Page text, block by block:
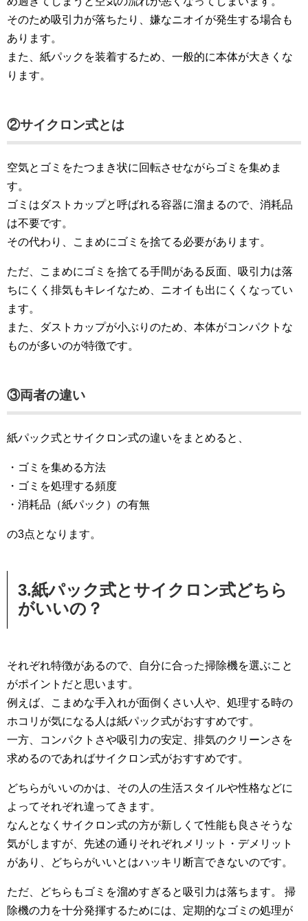
そのため吸引力が落ちたり、嫌なニオイが発生する場合も
あります。
また、紙パックを装着するため、一般的に本体が大きくな
ります。
②サイクロン式とは
空気とゴミをたつまき状に回転させながらゴミを集めま
す。
ゴミはダストカップと呼ばれる容器に溜まるので、消耗品
は不要です。
その代わり、こまめにゴミを捨てる必要があります。
ただ、こまめにゴミを捨てる手間がある反面、吸引力は落
ちにくく排気もキレイなため、ニオイも出にくくなってい
ます。
また、ダストカップが小ぶりのため、本体がコンパクトな
ものが多いのが特徴です。
③両者の違い
紙パック式とサイクロン式の違いをまとめると、
・ゴミを集める方法
・ゴミを処理する頻度
・消耗品（紙パック）の有無
の3点となります。
3.紙パック式とサイクロン式どちら
がいいの？
それぞれ特徴があるので、自分に合った掃除機を選ぶこと
がポイントだと思います。
例えば、こまめな手入れが面倒くさい人や、処理する時の
ホコリが気になる人は紙パック式がおすすめです。
一方、コンパクトさや吸引力の安定、排気のクリーンさを
求めるのであればサイクロン式がおすすめです。
どちらがいいのかは、その人の生活スタイルや性格などに
よってそれぞれ違ってきます。
なんとなくサイクロン式の方が新しくて性能も良さそうな
気がしますが、先述の通りそれぞれメリット・デメリット
があり、どちらがいいとはハッキリ断言できないのです。
ただ、どちらもゴミを溜めすぎると吸引力は落ちます。 掃
除機の力を十分発揮するためには、定期的なゴミの処理が